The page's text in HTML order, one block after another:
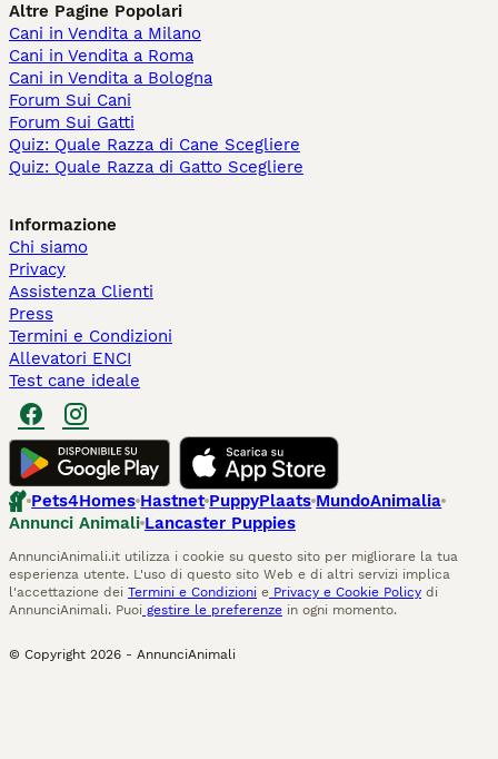
Altre Pagine Popolari
Cani in Vendita a Milano
Cani in Vendita a Roma
Cani in Vendita a Bologna
Forum Sui Cani
Forum Sui Gatti
Quiz: Quale Razza di Cane Scegliere
Quiz: Quale Razza di Gatto Scegliere
Informazione
Chi siamo
Privacy
Assistenza Clienti
Press
Termini e Condizioni
Allevatori ENCI
Test cane ideale
Pets4Homes Hastnet PuppyPlaats MundoAnimalia
Annunci Animali Lancaster Puppies
AnnunciAnimali.it utilizza i cookie su questo sito per migliorare la tua
esperienza utente. L'uso di questo sito Web e di altri servizi implica
l'accettazione dei Termini e Condizioni e Privacy e Cookie Policy di
AnnunciAnimali. Puoi gestire le preferenze in ogni momento.
© Copyright 2026 - AnnunciAnimali